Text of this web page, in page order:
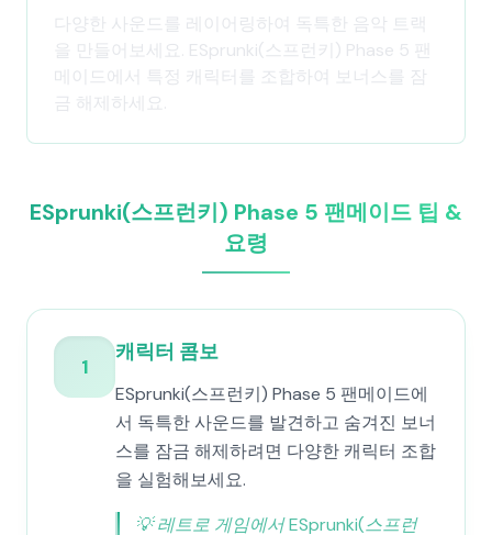
다양한 사운드를 레이어링하여 독특한 음악 트랙
을 만들어보세요. ESprunki(스프런키) Phase 5 팬
메이드에서 특정 캐릭터를 조합하여 보너스를 잠
금 해제하세요.
ESprunki(스프런키) Phase 5 팬메이드 팁 &
요령
1
캐릭터 콤보
ESprunki(스프런키) Phase 5 팬메이드에
서 독특한 사운드를 발견하고 숨겨진 보너
스를 잠금 해제하려면 다양한 캐릭터 조합
을 실험해보세요.
💡레트로 게임에서 ESprunki(스프런